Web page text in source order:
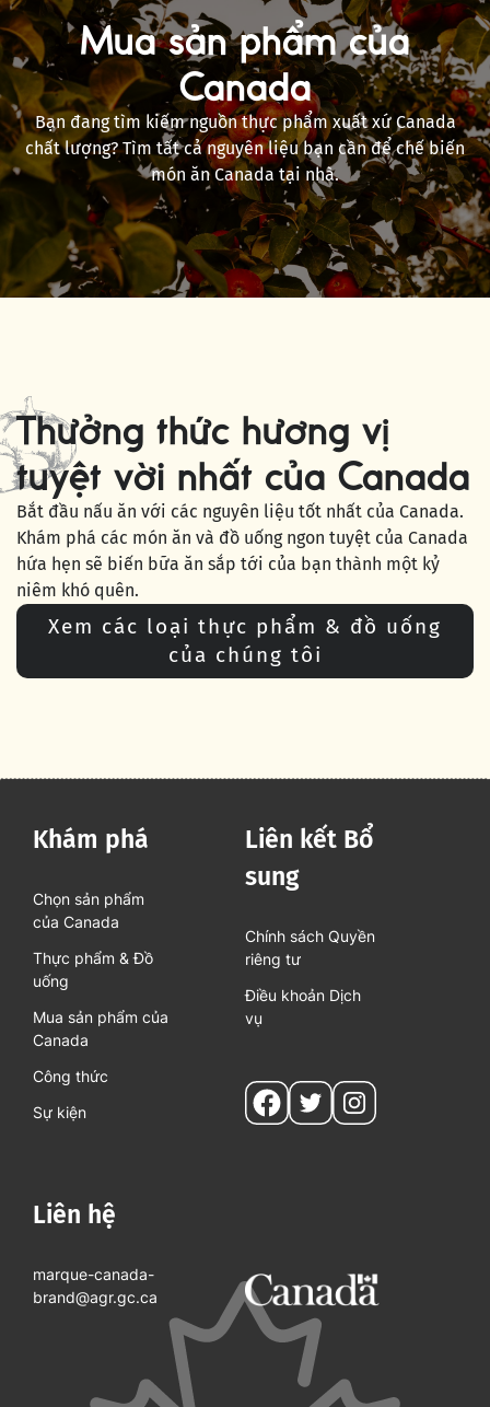
Mua sản phẩm của
Canada
Bạn đang tìm kiếm nguồn thực phẩm xuất xứ Canada
chất lượng? Tìm tất cả nguyên liệu bạn cần để chế biến
món ăn Canada tại nhà.
Thưởng thức hương vị
tuyệt vời nhất của Canada
Bắt đầu nấu ăn với các nguyên liệu tốt nhất của Canada.
Khám phá các món ăn và đồ uống ngon tuyệt của Canada
hứa hẹn sẽ biến bữa ăn sắp tới của bạn thành một kỷ
niêm khó quên.
Xem các loại thực phẩm & đồ uống
của chúng tôi
Khám phá
Chọn sản phẩm
của Canada
Thực phẩm & Đồ
uống
Mua sản phẩm của
Canada
Công thức
Sự kiện
Liên kết Bổ
sung
Chính sách Quyền
riêng tư
Điều khoản Dịch
vụ
Liên hệ
marque-canada-
brand@agr.gc.ca
Social